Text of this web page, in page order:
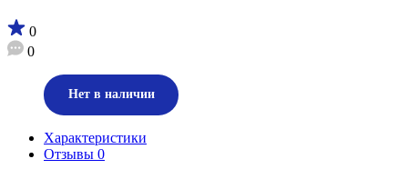
0
0
Нет в наличии
Характеристики
Отзывы 0